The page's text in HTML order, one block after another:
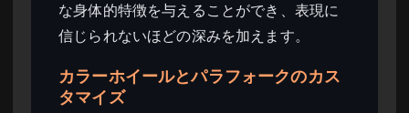
な身体的特徴を与えることができ、表現に
信じられないほどの深みを加えます。
カラーホイールとパラフォークのカス
タマイズ